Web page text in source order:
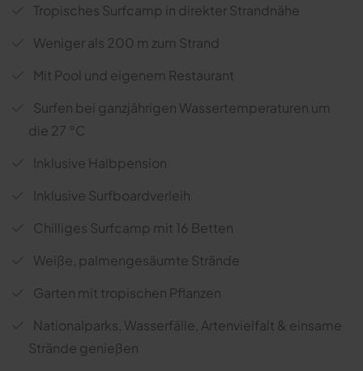
Tropisches Surfcamp in direkter Strandnähe
Weniger als 200 m zum Strand
Mit Pool und eigenem Restaurant
Surfen bei ganzjährigen Wassertemperaturen um
die 27 °C
Inklusive Halbpension
Inklusive Surfboardverleih
Chilliges Surfcamp mit 16 Betten
Weiße, palmengesäumte Strände
Garten mit tropischen Pflanzen
Nationalparks, Wasserfälle, Artenvielfalt & einsame
Strände genießen